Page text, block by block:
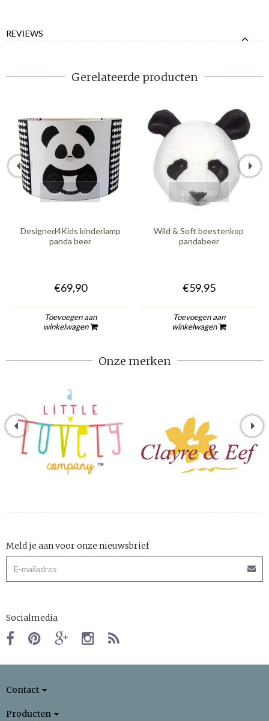
REVIEWS
Gerelateerde producten
quickshop
Designed4Kids kinderlamp
panda beer
€69,90
Toevoegen aan
winkelwagen
quickshop
Wild & Soft beestenkop
pandabeer
€59,95
Toevoegen aan
winkelwagen
Onze merken
Meld je aan voor onze nieuwsbrief
Socialmedia
Contact
Producten